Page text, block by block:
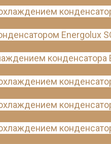
Energolux
конденсатора